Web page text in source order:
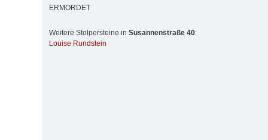
ERMORDET
Weitere Stolpersteine in Susannenstraße 40:
Louise Rundstein